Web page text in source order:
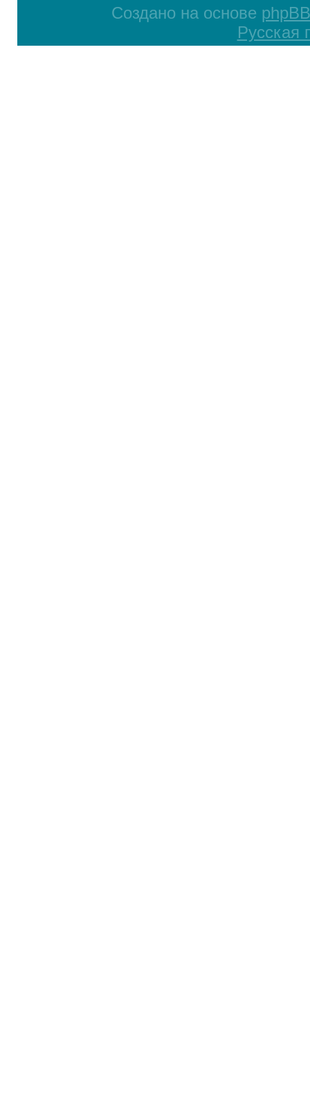
Создано на основе phpBB
Русская